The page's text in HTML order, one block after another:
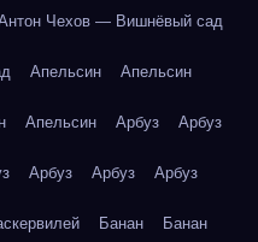
Чехов — Вишнёвый сад
Апельсин Апельсин
Апельсин Арбуз Арбуз
Арбуз Арбуз Арбуз
Банан Банан